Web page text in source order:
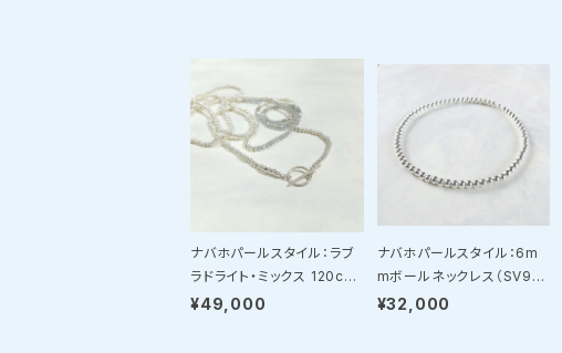
ナバホパールスタイル：ラブ
ラドライト・ミックス 120cm
マルチウェイネックレス（SV
¥49,000
ナバホパールスタイル：6m
mボールネックレス（SV92
5/40cm） 〜ストレスフリー
¥32,000